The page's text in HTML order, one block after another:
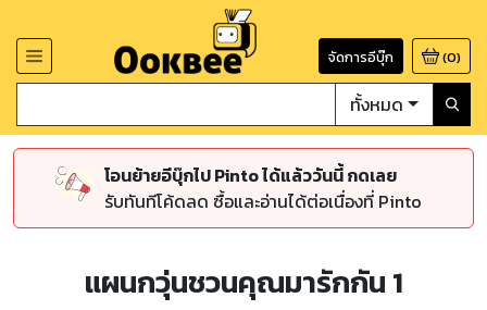
จัดการอีบุ๊ก (0)
ทั้งหมด
โอนย้ายอีบุ๊กไป Pinto ได้แล้ววันนี้ กดเลย
รับทันทีโค้ดลด ซื้อและอ่านได้ต่อเนื่องที่ Pinto
แผนกวุ่นชวนคุณมารักกัน 1